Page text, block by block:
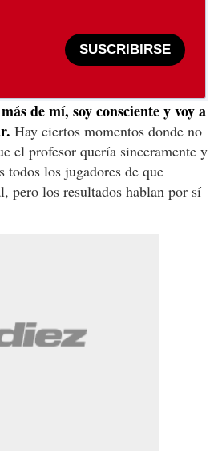
SUSCRIBIRSE
de mí, soy consciente y voy a
Hay ciertos momentos donde no
el profesor quería sinceramente y
todos los jugadores de que
pero los resultados hablan por sí